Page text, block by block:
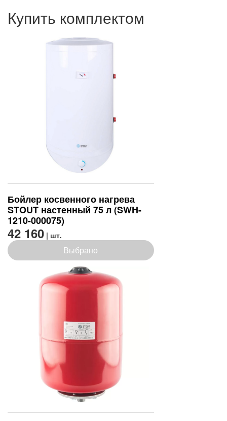
Купить комплектом
Бойлер косвенного нагрева
STOUT настенный 75 л (SWH-
1210-000075)
42 160 | шт.
Выбрано